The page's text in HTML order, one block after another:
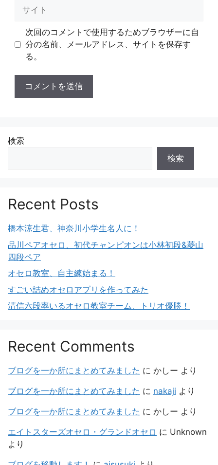
次回のコメントで使用するためブラウザーに自
分の名前、メールアドレス、サイトを保存す
る。
検索
検索
Recent Posts
橋本涼生君、神奈川小学生名人に！
品川ペアオセロ、初代チャンピオンは小林初段&菱山
四段ペア
オセロ教室、自主練始まる！
すごい詰めオセロアプリを作ってみた
清信六段率いるオセロ教室チーム、トリオ優勝！
Recent Comments
ブログを一か所にまとめてみました に かしー より
ブログを一か所にまとめてみました に nakaji より
ブログを一か所にまとめてみました に かしー より
エイトスターズオセロ・グランドオセロ に Unknown
より